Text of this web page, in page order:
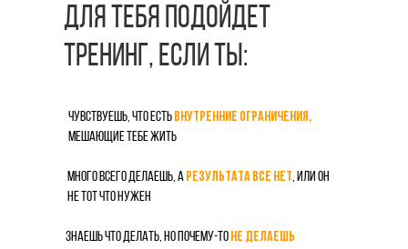
ДЛЯ ТЕБЯ ПОДОЙДЕТ
ТРЕНИНГ, ЕСЛИ ТЫ:
Знаешь что делать, но почему-то не делаешь
Чувствуешь, что есть внутренние ограничения,
мешающие тебе жить
Много всего делаешь, а результата все нет, или он
не тот что нужен